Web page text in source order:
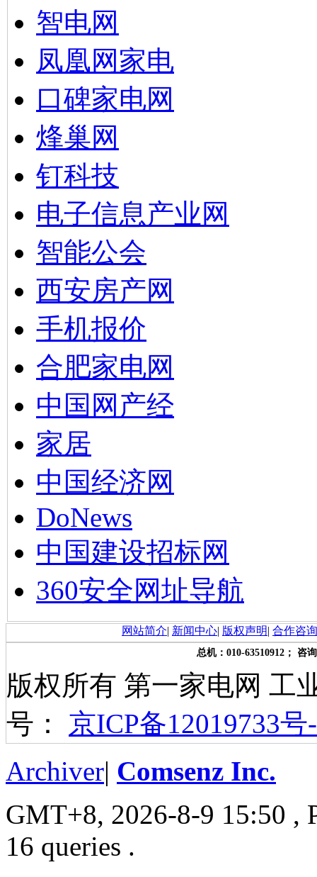
智电网
凤凰网家电
口碑家电网
烽巢网
钉科技
电子信息产业网
智能公会
西安房产网
手机报价
合肥家电网
中国网产经
家居
中国经济网
DoNews
中国建设招标网
360安全网址导航
网站简介| 新闻中心| 版权声明| 合作咨询
总机：010-63510912； 咨
版权所有 第一家电网 工
号： 京ICP备12019733号
Archiver| Comsenz Inc.
GMT+8, 2026-8-9 15:50 ,
16 queries .